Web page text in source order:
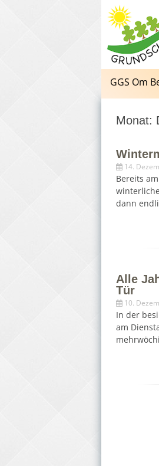
Zum
Inhalt
springen
GGS Om
Monat:
14.
Bereits
dann
Alle
Tür
10.
In der
am